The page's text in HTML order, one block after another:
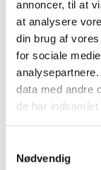
annoncer, til at
at analysere
din brug af
for sociale
data med andre
de har
Nødvendig
MERA Pure
Lam & Ris
Hundefoder til
Fordøjelse
DKK
DKK 316,00 ekskl.
På lager